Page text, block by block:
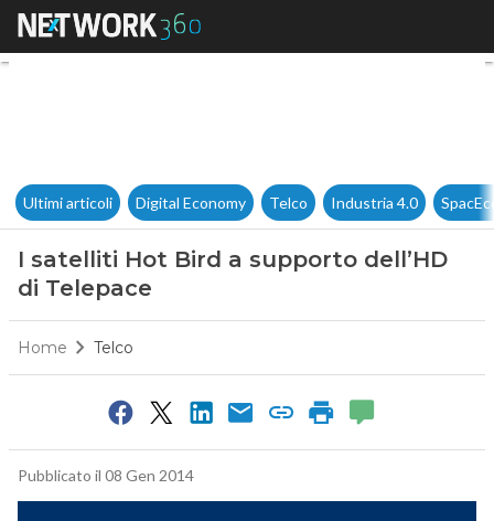
I satelliti Hot Bird a supporto
Ultimi articoli Digital Economy Telco Industria 4.0
I satelliti Hot Bird a supporto dell’HD
di Telepace
Home Telco
Pubblicato il 08 Gen 2014